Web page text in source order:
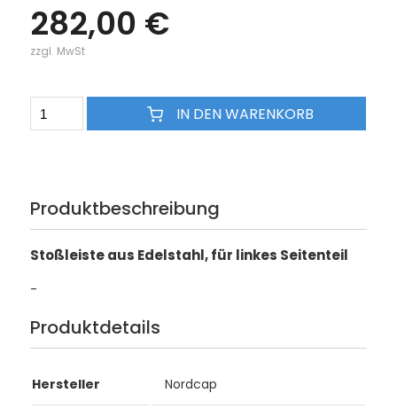
282,00 €
zzgl. MwSt
IN DEN WARENKORB
Produktbeschreibung
Stoßleiste aus Edelstahl, für linkes Seitenteil
-
Produktdetails
Hersteller Nordcap